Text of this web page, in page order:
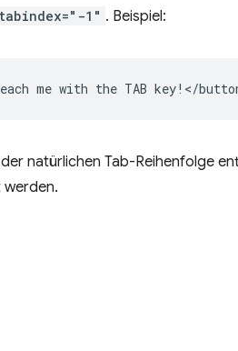
tabindex="-1" . Beispiel:
natürlichen Tab-Reihenfolge